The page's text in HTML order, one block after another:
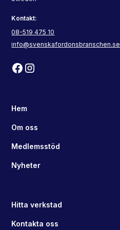
Kontakt:
08-519 475 10
info@svenskafordonsbranschen.se
Hem
Om oss
Medlemsstöd
Nyheter
Hitta verkstad
Kontakta oss